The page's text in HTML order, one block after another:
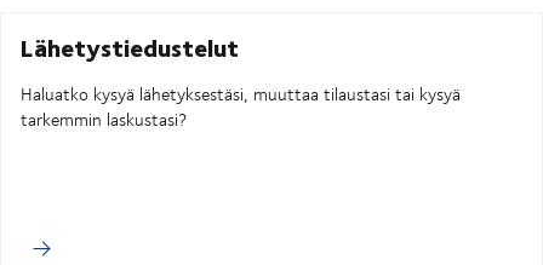
Lähetystiedustelut
Haluatko kysyä lähetyksestäsi, muuttaa tilaustasi tai kysyä
tarkemmin laskustasi?